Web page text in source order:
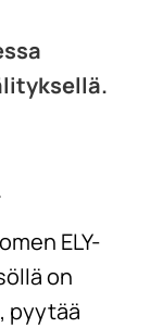
ELY-
on
pyytää